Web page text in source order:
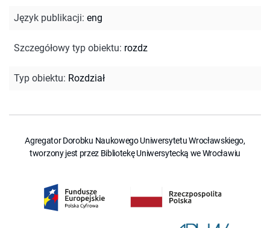
Język publikacji: eng
Szczegółowy typ obiektu: rozdz
Typ obiektu: Rozdział
Agregator Dorobku Naukowego Uniwersytetu Wrocławskiego,
tworzony jest przez Bibliotekę Uniwersytecką we Wrocławiu